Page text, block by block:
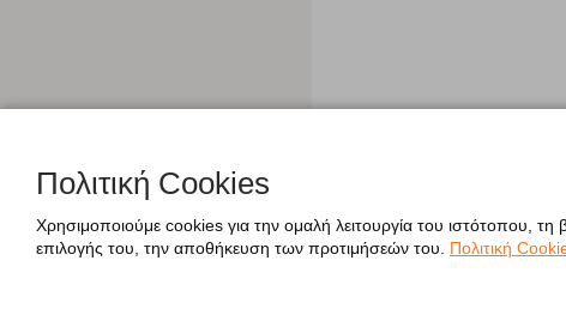
Πολιτική Cookies
Χρησιμοποιούμε cookies για την ομαλή λειτουργία του ιστότοπου,
επιλογής του, την αποθήκευση των προτιμήσεών του.
Πολιτική